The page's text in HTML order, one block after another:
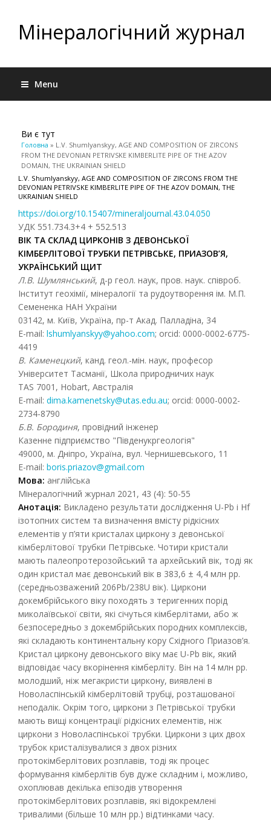
Мінералогічний журнал
Menu
Ви є тут
Головна » L.V. Shumlyanskyy, AGE AND COMPOSITION OF ZIRCONS
FROM THE DEVONIAN PETRIVSKE KIMBERLITE PIPE OF THE AZOV
DOMAIN, THE UKRAINIAN SHIELD
L.V. Shumlyanskyy, AGE AND COMPOSITION OF ZIRCONS FROM THE
DEVONIAN PETRIVSKE KIMBERLITE PIPE OF THE AZOV DOMAIN, THE
UKRAINIAN SHIELD
https://doi.org/10.15407/mineraljournal.43.04.050
УДК 551.734.3+4 + 552.513
ВІК ТА СКЛАД ЦИРКОНІВ З ДЕВОНСЬКОЇ
КІМБЕРЛІТОВОЇ ТРУБКИ ПЕТРІВСЬКЕ, ПРИАЗОВ’Я,
УКРАЇНСЬКИЙ ЩИТ
Л.В. Шумлянський, д-р геол. наук, пров. наук. співроб.
Інститут геохімії, мінералогії та рудоутворення ім. М.П.
Семененка НАН України
03142, м. Київ, Україна, пр-т Акад. Палладіна, 34
E-mail: lshumlyanskyy@yahoo.com; orcid: 0000-0002-6775-
4419
В. Каменецкий, канд. геол.-мін. наук, професор
Університет Тасманії, Школа природничих наук
TAS 7001, Hobart, Австралія
E-mail: dima.kamenetsky@utas.edu.au; orcid: 0000-0002-
2734-8790
Б.В. Бородиня, провідний інженер
Казенне підприємство "Південукргеологія"
49000, м. Дніпро, Україна, вул. Чернишевського, 11
E-mail: boris.priazov@gmail.com
Мова: англійська
Мінералогічний журнал 2021, 43 (4): 50-55
Анотація: Викладено результати дослідження U-Pb і Hf
ізотопних систем та визначення вмісту рідкісних
елементів у п’яти кристалах циркону з девонської
кімберлітової трубки Петрівське. Чотири кристали
мають палеопротерозойський та архейський вік, тоді як
один кристал має девонський вік в 383,6 ± 4,4 млн рр.
(середньозважений 206Pb/238U вік). Циркони
докембрійського віку походять з теригенних порід
миколаївської світи, які січуться кімберлітами, або ж
безпосередньо з докембрійських породних комплексів,
які складають континентальну кору Східного Приазов’я.
Кристал циркону девонського віку має U-Pb вік, який
відповідає часу вкорінення кімберліту. Він на 14 млн рр.
молодший, ніж мегакристи циркону, виявлені в
Новоласпінській кімберлітовій трубці, розташованої
неподалік. Окрім того, циркони з Петрівської трубки
мають вищі концентрації рідкісних елементів, ніж
циркони з Новоласпінської трубки. Циркони з цих двох
трубок кристалізувалися з двох різних
протокімберлітових розплавів, тоді як процес
формування кімберлітів був дуже складним і, можливо,
охоплював декілька епізодів утворення
протокімберлітових розплавів, які відокремлені
тривалими (більше 10 млн рр.) відтинками часу.